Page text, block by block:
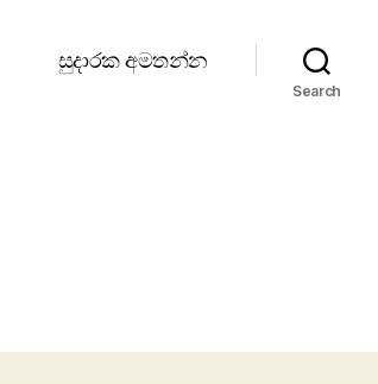
සුදාරක අමතන්න
Search